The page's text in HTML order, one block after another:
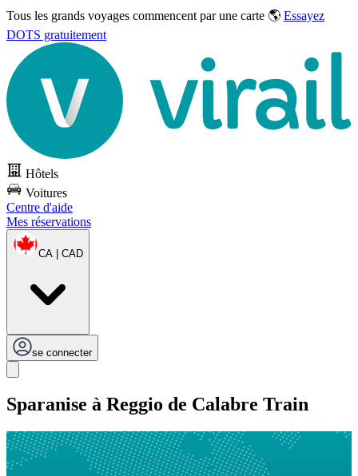
Tous les grands voyages commencent par une carte 🌎 Essayez
DOTS gratuitement
Hôtels
Voitures
Centre d'aide
Mes réservations
CA | CAD
se connecter
Sparanise à Reggio de Calabre Train